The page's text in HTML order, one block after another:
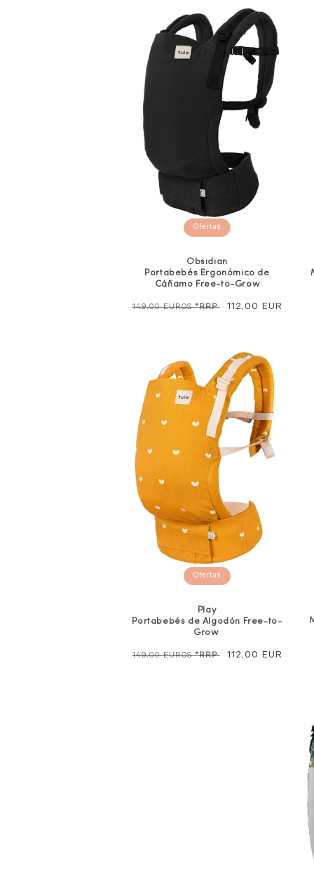
Ofertas
Obsidian
Portabebés Ergonómico de
Cáñamo Free-to-Grow
Precio
149,00 EUROS*RRP
Precio
112,00 EUR
Ofertas
Play
Portabebés de Algodón Free-to-
Grow
Precio
149,00 EUROS*RRP
Precio
112,00 EUR